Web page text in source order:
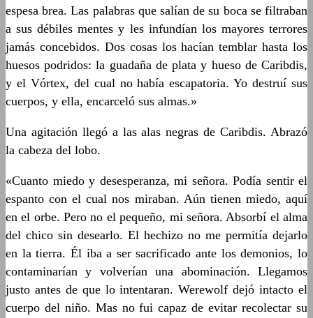
espesa brea. Las palabras que salían de su boca se filtraban
a sus débiles mentes y les infundían los mayores terrores
jamás concebidos. Dos cosas los hacían temblar hasta los
huesos podridos: la guadaña de plata y hueso de Caribdis,
y el Vórtex, del cual no había escapatoria. Yo destruí sus
cuerpos, y ella, encarceló sus almas.»
Una agitación llegó a las alas negras de Caribdis. Abrazó
la cabeza del lobo.
«Cuanto miedo y desesperanza, mi señora. Podía sentir el
espanto con el cual nos miraban. Aún tienen miedo, aquí
en el orbe. Pero no el pequeño, mi señora. Absorbí el alma
del chico sin desearlo. El hechizo no me permitía dejarlo
en la tierra. Él iba a ser sacrificado ante los demonios, lo
contaminarían y volverían una abominación. Llegamos
justo antes de que lo intentaran. Werewolf dejó intacto el
cuerpo del niño. Mas no fui capaz de evitar recolectar su